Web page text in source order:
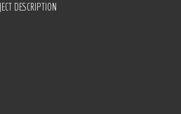
DESCRIPTION